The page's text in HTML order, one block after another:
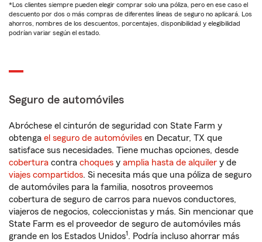
*Los clientes siempre pueden elegir comprar solo una póliza, pero en ese caso el
descuento por dos o más compras de diferentes líneas de seguro no aplicará. Los
ahorros, nombres de los descuentos, porcentajes, disponibilidad y elegibilidad
podrían variar según el estado.
Seguro de automóviles
Abróchese el cinturón de seguridad con State Farm y
obtenga el seguro de automóviles en Decatur, TX que
satisface sus necesidades. Tiene muchas opciones, desde
cobertura contra choques y amplia hasta de alquiler y de
viajes compartidos. Si necesita más que una póliza de seguro
de automóviles para la familia, nosotros proveemos
cobertura de seguro de carros para nuevos conductores,
viajeros de negocios, coleccionistas y más. Sin mencionar que
State Farm es el proveedor de seguro de automóviles más
grande en los Estados Unidos1 . Podría incluso ahorrar más